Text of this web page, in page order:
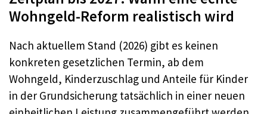
Wohngeld-Reform realistisch wird
Nach aktuellem Stand (2026) gibt es keinen
konkreten gesetzlichen Termin, ab dem
Wohngeld, Kinderzuschlag und Anteile für Kinder
in der Grundsicherung tatsächlich in einer neuen